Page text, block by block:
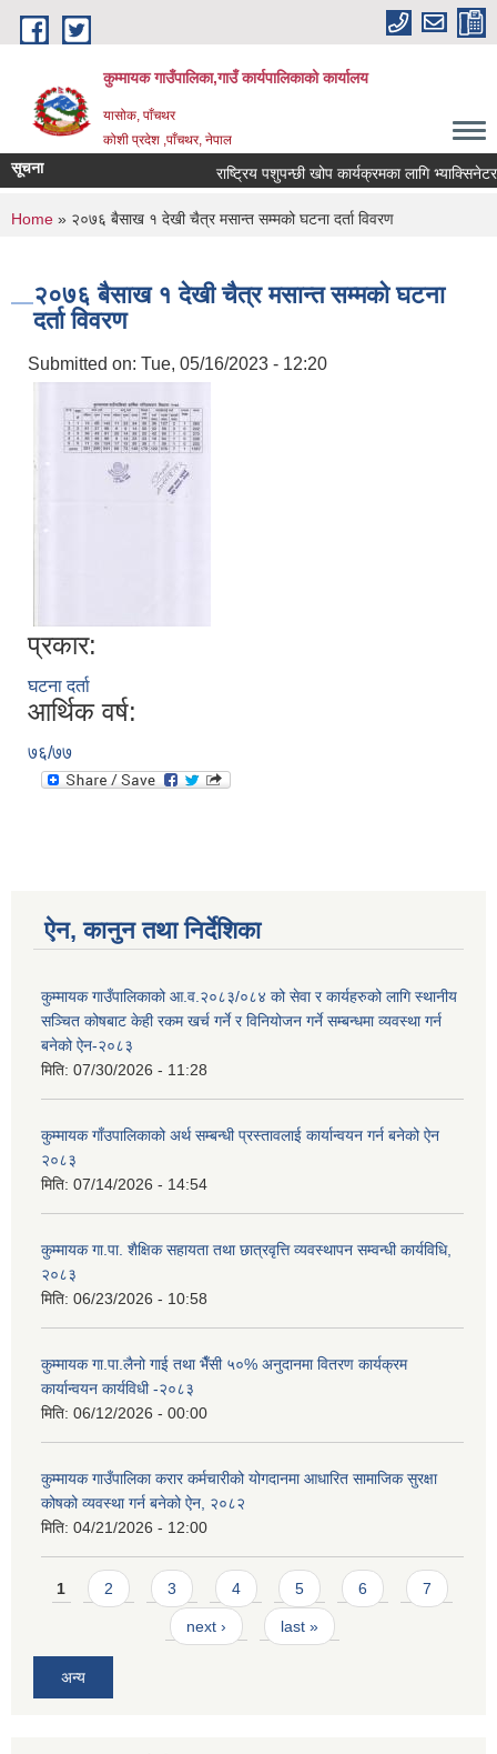
Skip to main content
कुम्मायक गाउँपालिका,गाउँ कार्यपालिकाको कार्यालय
यासोक, पाँचथर
कोशी प्रदेश ,पाँचथर, नेपाल
सूचना राष्ट्रिय पशुपन्छी खोप कार्यक्रमका लागि
You are here
Home » २०७६ बैसाख १ देखी चैत्र मसान्त सम्मको घटना दर्ता विवरण
२०७६ बैसाख १ देखी चैत्र मसान्त सम्मको घटना
दर्ता विवरण
Submitted on: Tue, 05/16/2023 - 12:20
प्रकार:
घटना दर्ता
आर्थिक वर्ष:
७६/७७
ऐन, कानुन तथा निर्देशिका
कुम्मायक गाउँपालिकाको आ.व.२०८३/०८४ को सेवा र कार्यहरुको लागि स्थानीय
सञ्चित कोषबाट केही रकम खर्च गर्ने र विनियोजन गर्ने सम्बन्धमा व्यवस्था गर्न
बनेको ऐन-२०८३
मिति: 07/30/2026 - 11:28
कुम्मायक गाँउपालिकाको अर्थ सम्बन्धी प्रस्तावलाई कार्यान्वयन गर्न बनेको ऐन
२०८३
मिति: 07/14/2026 - 14:54
कुम्मायक गा.पा. शैक्षिक सहायता तथा छात्रवृत्ति व्यवस्थापन सम्वन्धी कार्यविधि,
२०८३
मिति: 06/23/2026 - 10:58
कुम्मायक गा.पा.लैनो गाई तथा भैँसी ५०% अनुदानमा वितरण कार्यक्रम
कार्यान्वयन कार्यविधी -२०८३
मिति: 06/12/2026 - 00:00
कुम्मायक गाउँपालिका करार कर्मचारीको योगदानमा आधारित सामाजिक सुरक्षा
कोषको व्यवस्था गर्न बनेको ऐन, २०८२
मिति: 04/21/2026 - 12:00
Pages
1 2 3 4 5 6 7
next › last »
अन्य